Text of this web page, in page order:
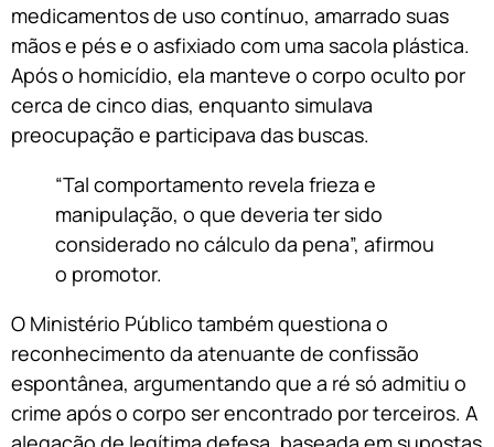
medicamentos de uso contínuo, amarrado suas
mãos e pés e o asfixiado com uma sacola plástica.
Após o homicídio, ela manteve o corpo oculto por
cerca de cinco dias, enquanto simulava
preocupação e participava das buscas.
“Tal comportamento revela frieza e
manipulação, o que deveria ter sido
considerado no cálculo da pena”, afirmou
o promotor.
O Ministério Público também questiona o
reconhecimento da atenuante de confissão
espontânea, argumentando que a ré só admitiu o
crime após o corpo ser encontrado por terceiros. A